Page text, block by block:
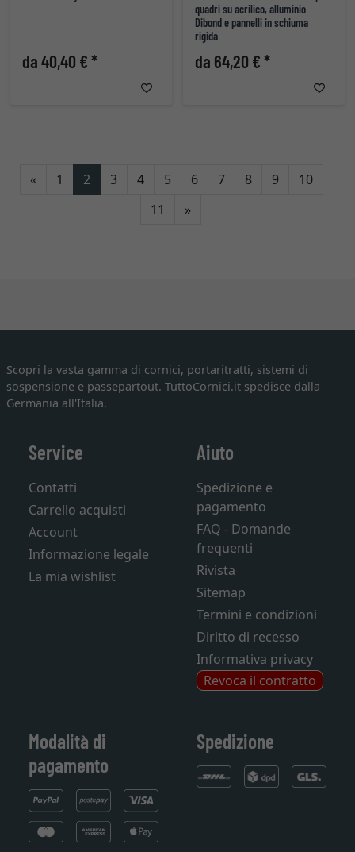
da 40,40 € *
quadri su acrilico, alluminio
Dibond e pannelli in schiuma
rigida
da 64,20 € *
«Indietro
1 2 3 4 5 6 7 8 9
10
11
»Avanti
Scopri la vasta gamma di cornici, portaritratti, sistemi di
sospensione e passepartout. TuttoCornici.it spedisce dalla
Germania all'Italia.
Service
Contatti
Carrello acquisti
Account
Informazione legale
La mia wishlist
Aiuto
Spedizione e
pagamento
FAQ - Domande
frequenti
Rivista
Sitemap
Termini e condizioni
Diritto di recesso
Informativa privacy
Revoca il contratto
Modalità di
pagamento
Spedizione